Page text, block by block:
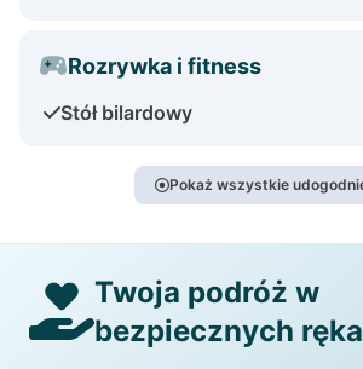
Rozrywka i fitness
Stół bilardowy
Pokaż wszystkie
Twoja podróż w
bezpiecznych